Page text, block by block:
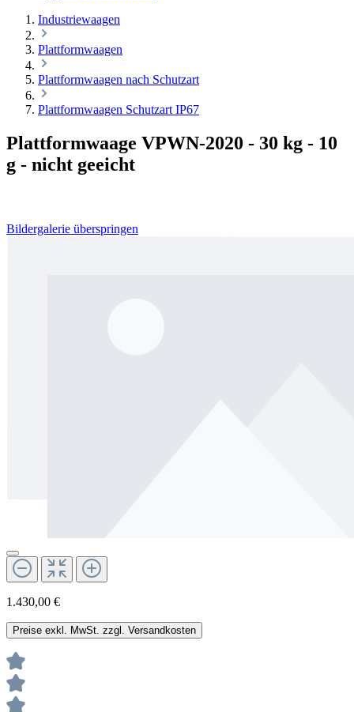
Industriewaagen
Plattformwaagen
Plattformwaagen nach Schutzart
Plattformwaagen Schutzart IP67
Plattformwaage VPWN-2020 - 30 kg - 10
g - nicht geeicht
Bildergalerie überspringen
1.430,00 €
Preise exkl. MwSt. zzgl. Versandkosten